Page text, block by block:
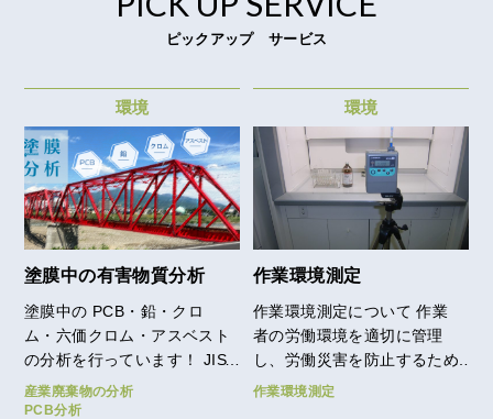
ピックアップ サービス
環境
塗膜中の有害物質分析
塗膜中の PCB・鉛・クロ
ム・六価クロム・アスベスト
の分析を行っています！ JIS
法による分析（JIS K
5674:2019 鉛・クロムフリ
産業廃棄物の分析
PCB分析
環境
作業環境測定
作業環境測定について 作業
者の労働環境を適切に管理
し、労働災害を防止するため
に作業環境測定を定期的に実
作業環境測定